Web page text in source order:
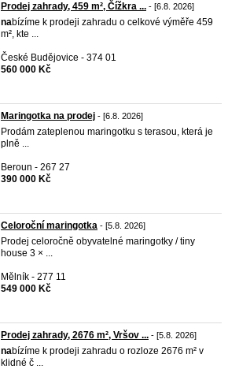
Prodej zahrady, 459 m², Čížkra ... - [6.8. 2026]
nabízíme k prodeji zahradu o celkové výměře 459
m², kte ...
České Budějovice - 374 01
560 000 Kč
Maringotka na prodej - [6.8. 2026]
Prodám zateplenou maringotku s terasou, která je
plně ...
Beroun - 267 27
390 000 Kč
Celoroční maringotka - [5.8. 2026]
Prodej celoročně obyvatelné maringotky / tiny
house 3 × ...
Mělník - 277 11
549 000 Kč
Prodej zahrady, 2676 m², Vršov ... - [5.8. 2026]
nabízíme k prodeji zahradu o rozloze 2676 m² v
klidné č ...